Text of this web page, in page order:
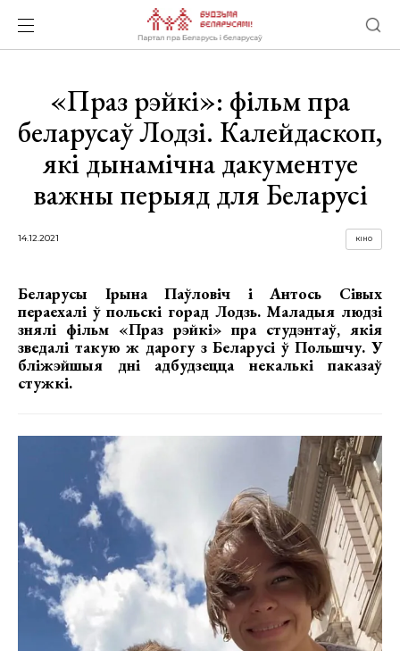
«Праз рэйкі»: фільм пра
беларусаў Лодзі. Калейдаскоп,
які дынамічна дакументуе
важны перыяд для Беларусі
14.12.2021 КІНО
Беларусы Ірына Паўловіч і Антось Сівых
пераехалі ў польскі горад Лодзь. Маладыя людзі
знялі фільм «Праз рэйкі» пра студэнтаў, якія
зведалі такую ж дарогу з Беларусі ў Польшчу. У
бліжэйшыя дні адбудзецца некалькі паказаў
стужкі.